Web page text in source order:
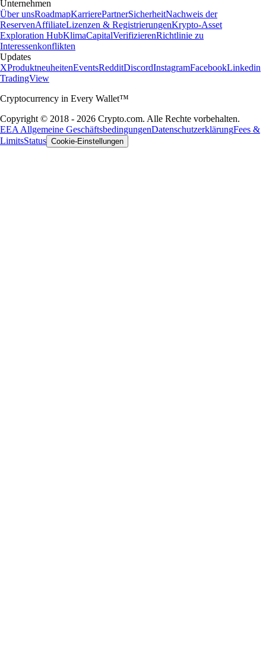
Unternehmen
Über unsRoadmapKarrierePartnerSicherheitNachweis der
ReservenAffiliateLizenzen & RegistrierungenKrypto-Asset
Exploration HubKlimaCapitalVerifizierenRichtlinie zu
Interessenkonflikten
Updates
XProduktneuheitenEventsRedditDiscordInstagramFacebookLinkedin
TradingView
Cryptocurrency in Every Wallet™
Copyright © 2018 - 2026 Crypto.com. Alle Rechte vorbehalten.
EEA Allgemeine GeschäftsbedingungenDatenschutzerklärungFees &
LimitsStatus Cookie-Einstellungen